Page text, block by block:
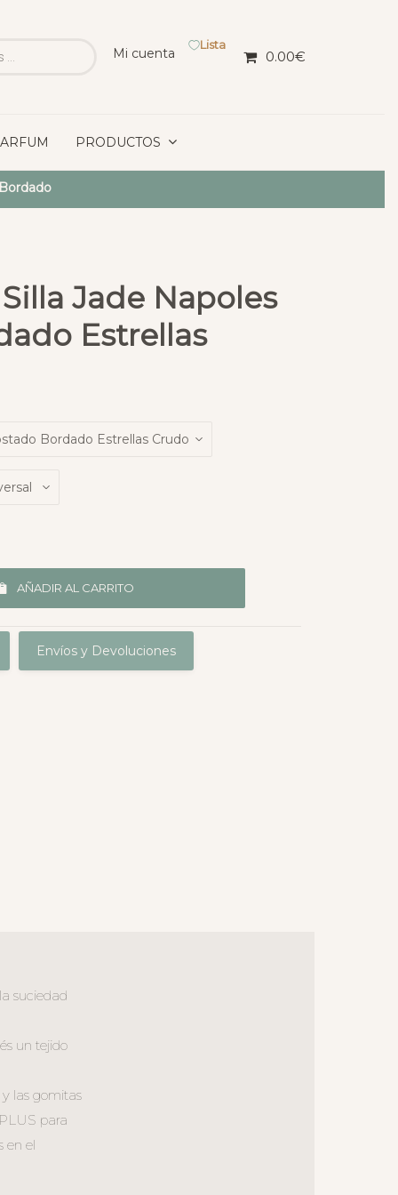
Mi cuenta
Lista
0.00€
PRODUCTOS
Jade Napoles
Estrellas
AÑADIR AL CARRITO
Envíos y Devoluciones
suciedad
un tejido
las gomitas
para
en el